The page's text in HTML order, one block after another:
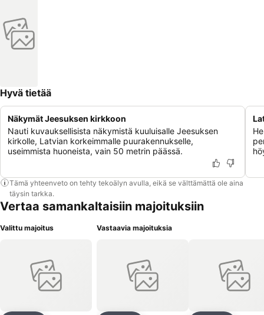
Hyvä tietää
Näkymät Jeesuksen kirkkoon
Nauti kuvauksellisista näkymistä kuuluisalle Jeesuksen
kirkolle, Latvian korkeimmalle puurakennukselle,
useimmista huoneista, vain 50 metrin päässä.
Tämä yhteenveto on tehty tekoälyn avulla, eikä se välttämättä ole aina
täysin tarkka.
Vertaa samankaltaisiin majoituksiin
Valittu majoitus Vastaavia majoituksia